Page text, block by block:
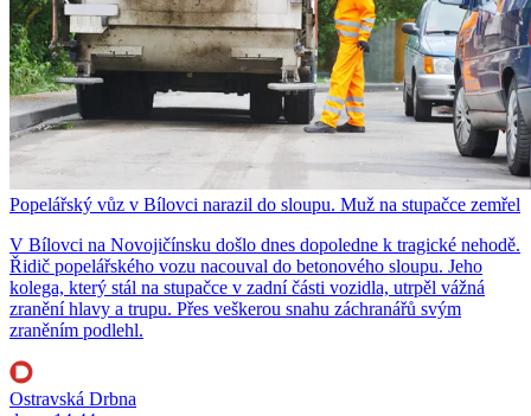
Popelářský vůz v Bílovci narazil do sloupu. Muž na stupačce zemřel
V Bílovci na Novojičínsku došlo dnes dopoledne k tragické nehodě.
Řidič popelářského vozu nacouval do betonového sloupu. Jeho
kolega, který stál na stupačce v zadní části vozidla, utrpěl vážná
zranění hlavy a trupu. Přes veškerou snahu záchranářů svým
zraněním podlehl.
Ostravská Drbna